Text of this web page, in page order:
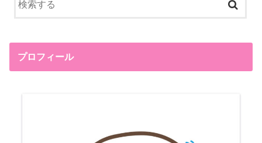
プロフィール